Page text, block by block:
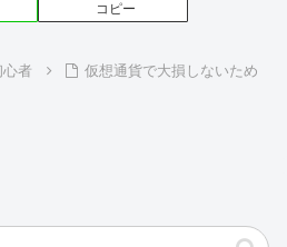
コピー
者
仮想通貨で大損しないため